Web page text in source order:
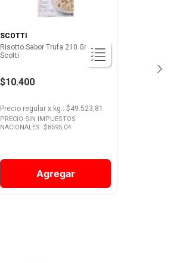
SCOTTI
Risotto Sabor Trufa 210 Grs
Scotti
$10.400
Precio regular x kg.: $49.523,81
PRECIO SIN IMPUESTOS
NACIONALES: $8595,04
Agregar